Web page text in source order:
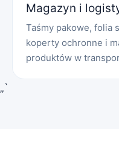
Magazyn i
Taśmy pakowe, folia
koperty ochronne i
produktów w
„`